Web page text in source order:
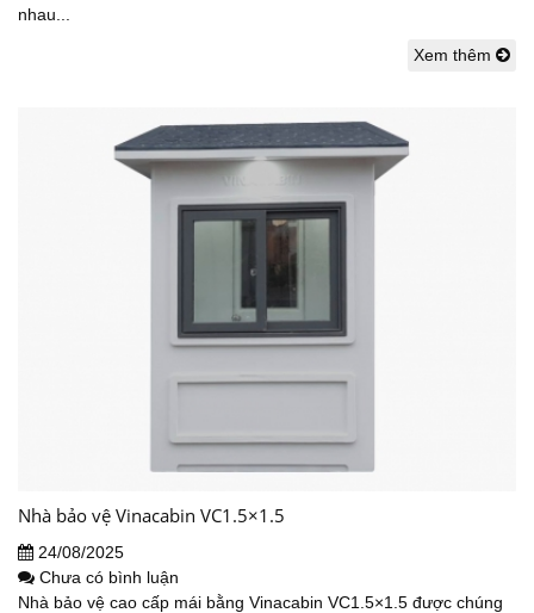
nhau...
Xem thêm
Nhà bảo vệ Vinacabin VC1.5×1.5
24/08/2025
Chưa có bình luận
Nhà bảo vệ cao cấp mái bằng Vinacabin VC1.5×1.5 được chúng